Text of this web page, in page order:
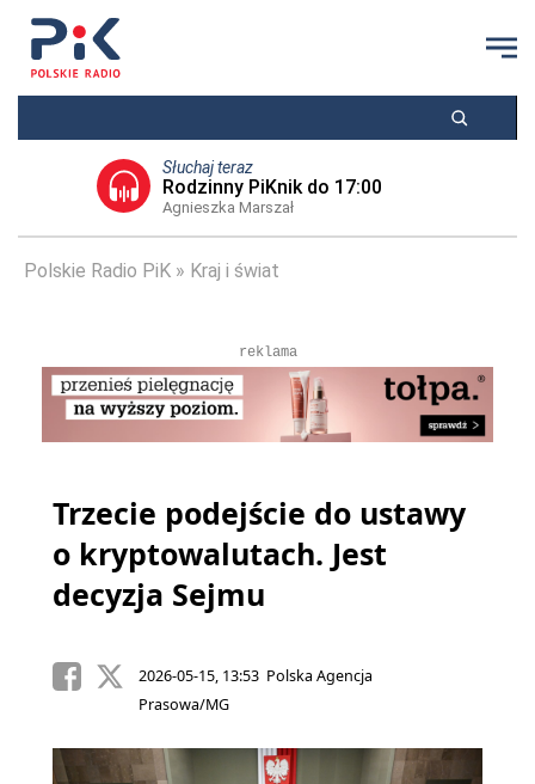
Słuchaj teraz
Rodzinny PiKnik do 17:00
Agnieszka Marszał
Polskie Radio PiK Kraj i świat
reklama
Trzecie podejście do ustawy
o kryptowalutach. Jest
decyzja Sejmu
2026-05-15, 13:53 Polska Agencja
Prasowa/MG